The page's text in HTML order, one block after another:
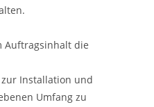
Auftragsinhalt die
Installation und
Umfang zu